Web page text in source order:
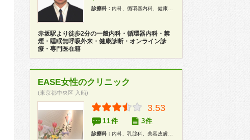
診療科： 内科、循環器内科、健康診断
赤坂駅より徒歩2分の一般内科・循環器内科・禁
煙・睡眠無呼吸外来・健康診断・オンライン診
療・専門医在籍
EASE女性のクリニック
(東京都中央区 入船)
3.53
11件 3件
診療科： 内科、乳腺科、美容皮膚科、婦人科、産婦人科、小児科、漢方、人間ドック